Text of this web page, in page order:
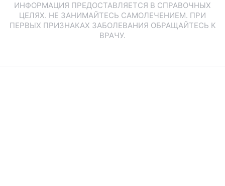
ИНФОРМАЦИЯ ПРЕДОСТАВЛЯЕТСЯ В СПРАВОЧНЫХ
ЦЕЛЯХ. НЕ ЗАНИМАЙТЕСЬ САМОЛЕЧЕНИЕМ. ПРИ
ПЕРВЫХ ПРИЗНАКАХ ЗАБОЛЕВАНИЯ ОБРАЩАЙТЕСЬ К
ВРАЧУ.